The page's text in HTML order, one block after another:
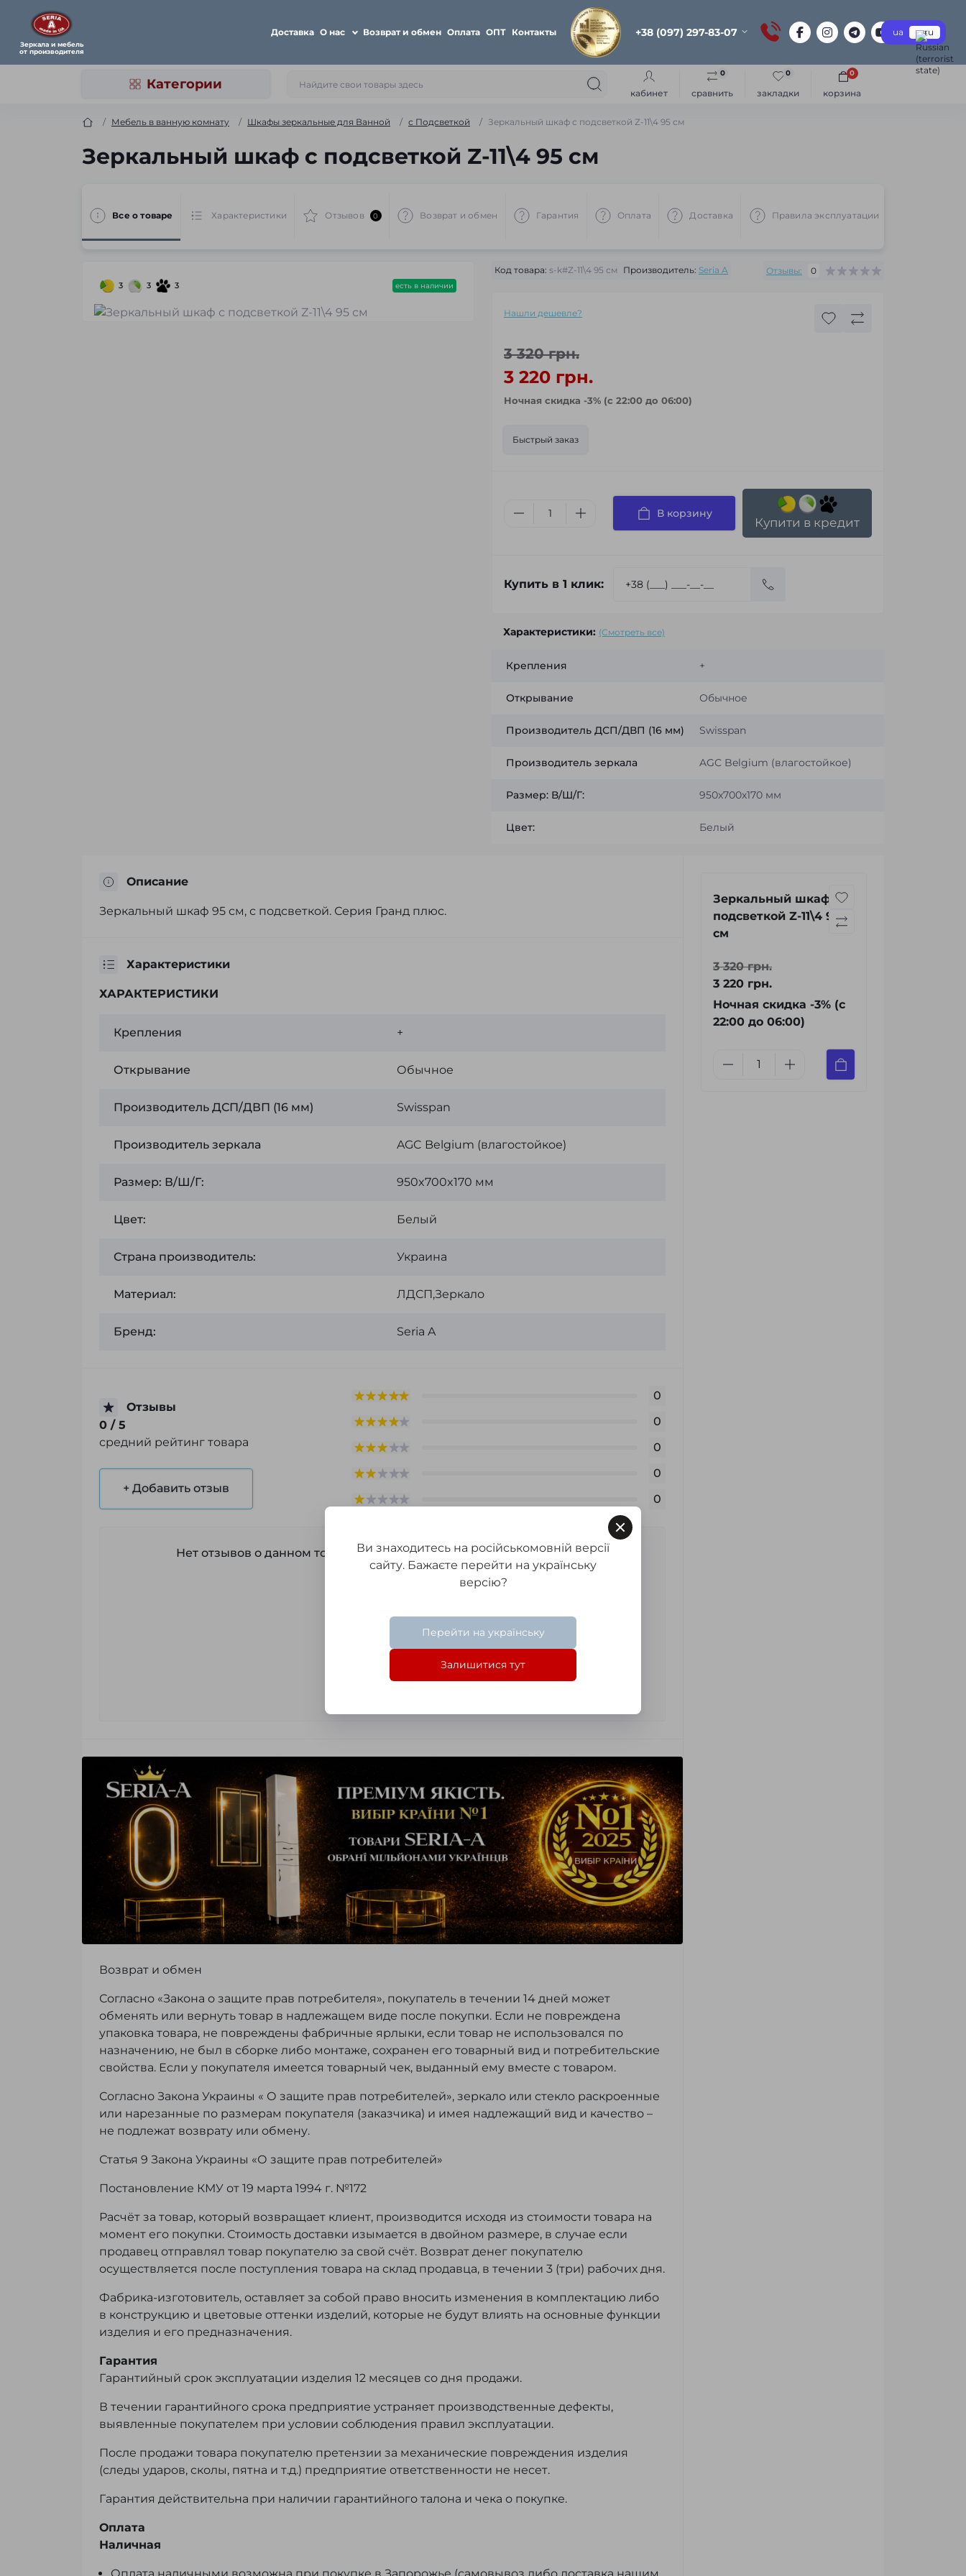
Зеркала и мебель
от производителя
Доставка О нас Возврат и обмен Оплата ОПТ Контакты +38 (097) 297-83-07 ua ru
Категории
кабинет сравнить
0
закладки
0
корзина
0
Мебель в ванную комнату Шкафы зеркальные для Ванной с Подсветкой Зеркальный шкаф с подсветкой Z-11\4 95 см
Зеркальный шкаф с подсветкой Z-11\4 95 см
Все о товаре Характеристики Отзывов 0 Возврат и обмен Гарантия Оплата Доставка Правила эксплуатации
3 3 3 есть в наличии
Код товара: s-k#Z-11\4 95 см Производитель: Seria A Отзывы: 0
Нашли дешевле?
3 320 грн.
3 220 грн.
Ночная скидка -3% (с 22:00 до 06:00)
Быстрый заказ
В корзину
Купити в кредит
Купить в 1 клик:
Характеристики: (Смотреть все)
Крепления +
Открывание Обычное
Производитель ДСП/ДВП (16 мм) Swisspan
Производитель зеркала AGC Belgium (влагостойкое)
Размер: В/Ш/Г: 950x700x170 мм
Цвет: Белый
Описание
Зеркальный шкаф 95 см, с подсветкой. Серия Гранд плюс.
Характеристики
ХАРАКТЕРИСТИКИ
Крепления +
Открывание Обычное
Производитель ДСП/ДВП (16 мм) Swisspan
Производитель зеркала AGC Belgium (влагостойкое)
Размер: В/Ш/Г: 950x700x170 мм
Цвет: Белый
Страна производитель: Украина
Материал: ЛДСП,Зеркало
Бренд: Seria A
Отзывы
0 / 5
средний рейтинг товара
+ Добавить отзыв
0
0
0
0
0
Нет отзывов о данном товаре, станьте первым, оставьте свой отзыв.
Возврат и обмен
Согласно «Закона о защите прав потребителя», покупатель в течении 14 дней может
обменять или вернуть товар в надлежащем виде после покупки. Если не повреждена
упаковка товара, не повреждены фабричные ярлыки, если товар не использовался по
назначению, не был в сборке либо монтаже, сохранен его товарный вид и потребительские
свойства. Если у покупателя имеется товарный чек, выданный ему вместе с товаром.
Согласно Закона Украины « О защите прав потребителей», зеркало или стекло раскроенные
или нарезанные по размерам покупателя (заказчика) и имея надлежащий вид и качество –
не подлежат возврату или обмену.
Статья 9 Закона Украины «О защите прав потребителей»
Постановление КМУ от 19 марта 1994 г. №172
Расчёт за товар, который возвращает клиент, производится исходя из стоимости товара на
момент его покупки. Стоимость доставки изымается в двойном размере, в случае если
продавец отправлял товар покупателю за свой счёт. Возврат денег покупателю
осуществляется после поступления товара на склад продавца, в течении 3 (три) рабочих дня.
Фабрика-изготовитель, оставляет за собой право вносить изменения в комплектацию либо
в конструкцию и цветовые оттенки изделий, которые не будут влиять на основные функции
изделия и его предназначения.
Гарантия
Гарантийный срок эксплуатации изделия 12 месяцев со дня продажи.
В течении гарантийного срока предприятие устраняет производственные дефекты,
выявленные покупателем при условии соблюдения правил эксплуатации.
После продажи товара покупателю претензии за механические повреждения изделия
(следы ударов, сколы, пятна и т.д.) предприятие ответственности не несет.
Гарантия действительна при наличии гарантийного талона и чека о покупке.
Оплата
Наличная
Зеркальный шкаф с
подсветкой Z-11\4 95
см
3 320 грн.
3 220 грн.
Ночная скидка -3% (с
22:00 до 06:00)
Ви знаходитесь на російськомовній версії
сайту. Бажаєте перейти на українську
версію?
Перейти на українську
Залишитися тут